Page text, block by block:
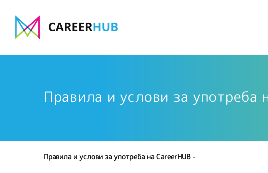
Правила и услови за употреба
Правила и услови за употреба на CareerHUB -